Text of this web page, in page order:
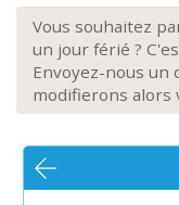
Vous souhaitez
un jour férié ?
Envoyez-nous un
modifierons alors